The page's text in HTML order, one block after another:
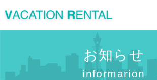
お知らせ
informarion